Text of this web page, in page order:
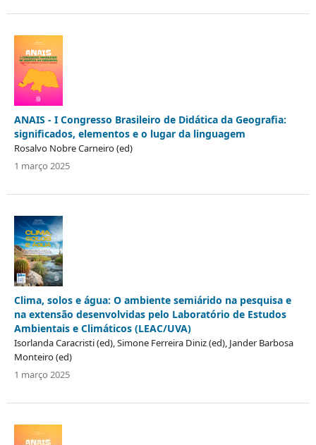
ANAIS - I Congresso Brasileiro de Didática da Geografia:
significados, elementos e o lugar da linguagem
Rosalvo Nobre Carneiro (ed)
1 março 2025
Clima, solos e água: O ambiente semiárido na pesquisa e
na extensão desenvolvidas pelo Laboratório de Estudos
Ambientais e Climáticos (LEAC/UVA)
Isorlanda Caracristi (ed), Simone Ferreira Diniz (ed), Jander Barbosa
Monteiro (ed)
1 março 2025